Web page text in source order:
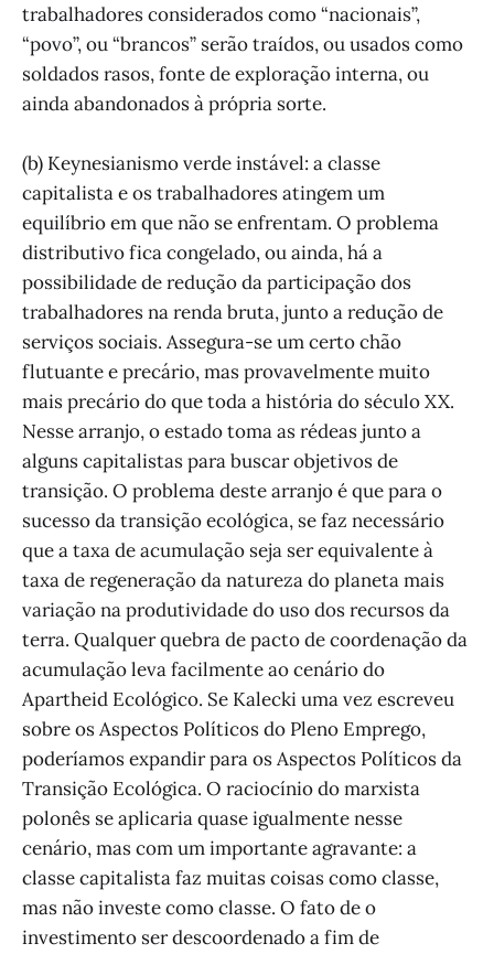
trabalhadores considerados como “nacionais”,
“povo”, ou “brancos” serão traídos, ou usados como
soldados rasos, fonte de exploração interna, ou
ainda abandonados à própria sorte.
(b) Keynesianismo verde instável: a classe
capitalista e os trabalhadores atingem um
equilíbrio em que não se enfrentam. O problema
distributivo fica congelado, ou ainda, há a
possibilidade de redução da participação dos
trabalhadores na renda bruta, junto a redução de
serviços sociais. Assegura-se um certo chão
flutuante e precário, mas provavelmente muito
mais precário do que toda a história do século XX.
Nesse arranjo, o estado toma as rédeas junto a
alguns capitalistas para buscar objetivos de
transição. O problema deste arranjo é que para o
sucesso da transição ecológica, se faz necessário
que a taxa de acumulação seja ser equivalente à
taxa de regeneração da natureza do planeta mais
variação na produtividade do uso dos recursos da
terra. Qualquer quebra de pacto de coordenação da
acumulação leva facilmente ao cenário do
Apartheid Ecológico. Se Kalecki uma vez escreveu
sobre os Aspectos Políticos do Pleno Emprego,
poderíamos expandir para os Aspectos Políticos da
Transição Ecológica. O raciocínio do marxista
polonês se aplicaria quase igualmente nesse
cenário, mas com um importante agravante: a
classe capitalista faz muitas coisas como classe,
mas não investe como classe. O fato de o
investimento ser descoordenado a fim de